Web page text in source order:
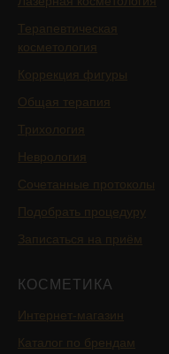
Терапевтическая
косметология
Коррекция фигуры
Общая терапия
Трихология
Неврология
Сочетанные протоколы
Подобрать процедуру
Записаться на приём
КОСМЕТИКА
Интернет-магазин
Каталог по брендам